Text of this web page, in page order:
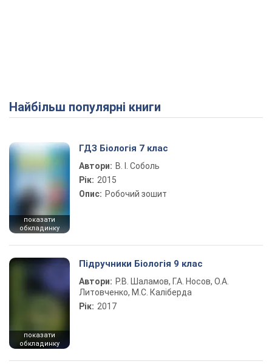
Найбільш популярні книги
показати
обкладинку
ГДЗ Біологія 7 клас
Автори: В. І. Соболь
Рік: 2015
Опис: Робочий зошит
показати
обкладинку
Підручники Біологія 9 клас
Автори: Р.В. Шаламов, Г.А. Носов, О.А.
Литовченко, М.С. Каліберда
Рік: 2017